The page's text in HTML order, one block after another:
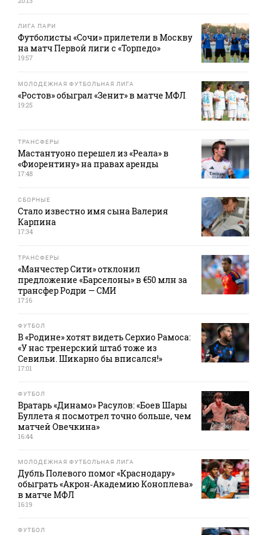
ЛИГА ПАРИ
Футболисты «Сочи» прилетели в Москву
на матч Первой лиги с «Торпедо»
19:57
МОЛОДЕЖНАЯ ФУТБОЛЬНАЯ ЛИГА
«Ростов» обыграл «Зенит» в матче МФЛ
19:25
ТРАНСФЕРЫ
Мастантуоно перешел из «Реала» в
«Фиорентину» на правах аренды
17:48
СБОРНЫЕ
Стало известно имя сына Валерия
Карпина
17:34
ТРАНСФЕРЫ
«Манчестер Сити» отклонил
предложение «Барселоны» в €50 млн за
трансфер Родри — СМИ
17:16
ФУТБОЛ
В «Родине» хотят видеть Серхио Рамоса:
«У нас тренерский штаб тоже из
Севильи. Шикарно бы вписался!»
17:01
ФУТБОЛ
Вратарь «Динамо» Расулов: «Боев Шары
Буллета я посмотрел точно больше, чем
матчей Овечкина»
16:44
МОЛОДЕЖНАЯ ФУТБОЛЬНАЯ ЛИГА
Дубль Полевого помог «Краснодару»
обыграть «Акрон‑Академию Коноплева»
в матче МФЛ
16:19
ФУТБОЛ